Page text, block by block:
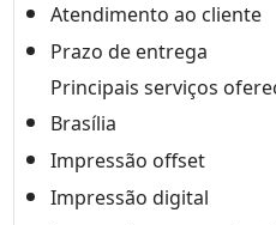
Atendimento ao cliente
Prazo de entrega
Principais serviços
Brasília
Impressão offset
Impressão digital